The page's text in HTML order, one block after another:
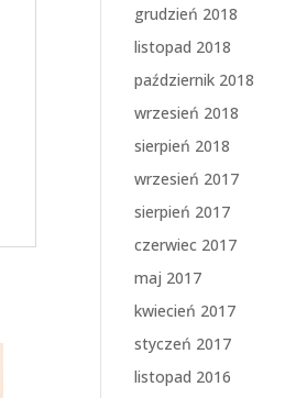
grudzień 2018
listopad 2018
październik 2018
wrzesień 2018
sierpień 2018
wrzesień 2017
sierpień 2017
czerwiec 2017
maj 2017
kwiecień 2017
styczeń 2017
listopad 2016